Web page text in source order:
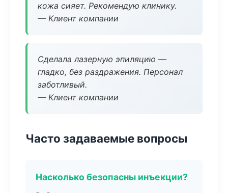
кожа сияет. Рекомендую клинику.
— Клиент компании
Сделала лазерную эпиляцию —
гладко, без раздражения. Персонал
заботливый.
— Клиент компании
Часто задаваемые вопросы
Насколько безопасны инъекции?